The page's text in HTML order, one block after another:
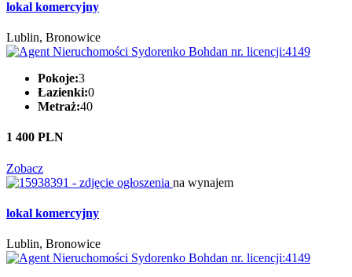
lokal komercyjny
Lublin, Bronowice
Pokoje:3
Łazienki:0
Metraż:40
1 400 PLN
Zobacz
na wynajem
lokal komercyjny
Lublin, Bronowice